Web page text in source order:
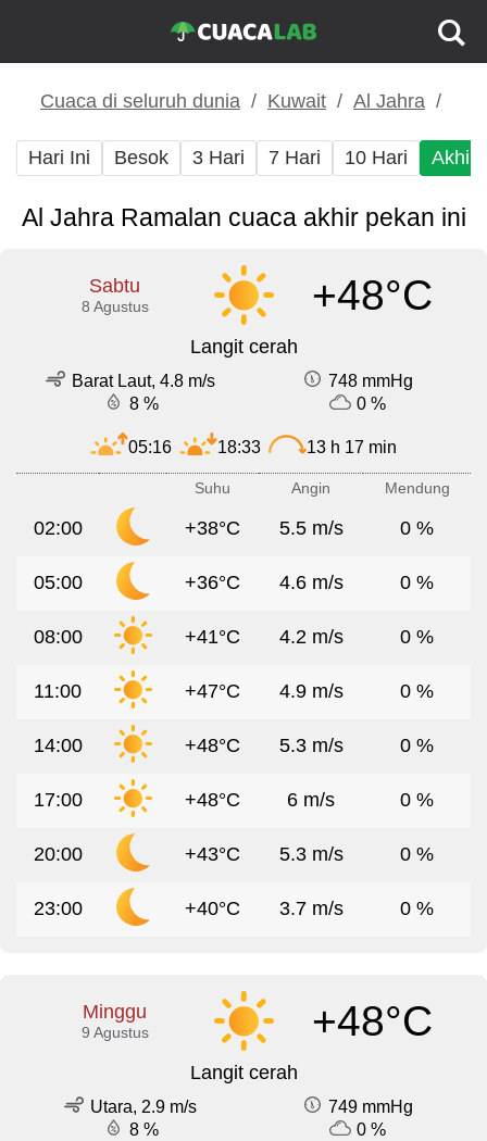
Cuaca di seluruh dunia Kuwait Al Jahra
Hari Ini Besok 3 Hari 7 Hari 10 Hari Akhir
Al Jahra Ramalan cuaca akhir pekan ini
Sabtu
8 Agustus +48°C
Langit cerah
Barat Laut, 4.8 m/s
748 mmHg
8 %
0 %
05:16 18:33 13 h 17 min
Suhu Angin Mendung
02:00 +38°C 5.5 m/s 0 %
05:00 +36°C 4.6 m/s 0 %
08:00 +41°C 4.2 m/s 0 %
11:00 +47°C 4.9 m/s 0 %
14:00 +48°C 5.3 m/s 0 %
17:00 +48°C 6 m/s 0 %
20:00 +43°C 5.3 m/s 0 %
23:00 +40°C 3.7 m/s 0 %
Minggu
9 Agustus +48°C
Langit cerah
Utara, 2.9 m/s
749 mmHg
8 %
0 %